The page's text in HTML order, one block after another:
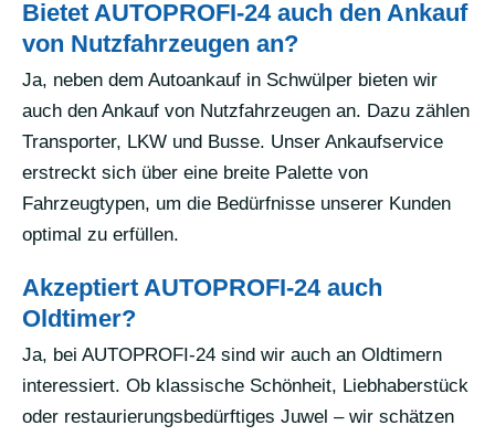
Bietet AUTOPROFI-24 auch den Ankauf
von Nutzfahrzeugen an?
Ja, neben dem Autoankauf in Schwülper bieten wir
auch den Ankauf von Nutzfahrzeugen an. Dazu zählen
Transporter, LKW und Busse. Unser Ankaufservice
erstreckt sich über eine breite Palette von
Fahrzeugtypen, um die Bedürfnisse unserer Kunden
optimal zu erfüllen.
Akzeptiert AUTOPROFI-24 auch
Oldtimer?
Ja, bei AUTOPROFI-24 sind wir auch an Oldtimern
interessiert. Ob klassische Schönheit, Liebhaberstück
oder restaurierungsbedürftiges Juwel – wir schätzen